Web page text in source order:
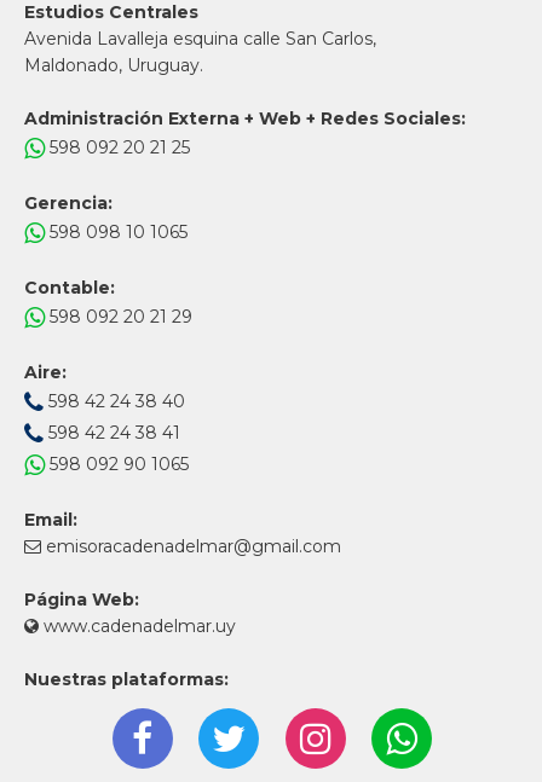
Estudios Centrales
Avenida Lavalleja esquina calle San Carlos,
Maldonado, Uruguay.
Administración Externa + Web + Redes Sociales:
598 092 20 21 25
Gerencia:
598 098 10 1065
Contable:
598 092 20 21 29
Aire:
598 42 24 38 40
598 42 24 38 41
598 092 90 1065
Email:
emisoracadenadelmar@gmail.com
Página Web:
www.cadenadelmar.uy
Nuestras plataformas: